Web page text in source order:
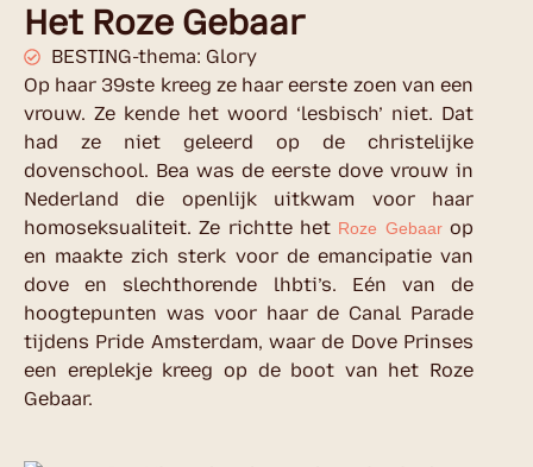
Het Roze Gebaar
BESTING-thema: Glory
Op haar 39ste kreeg ze haar eerste zoen van een
vrouw. Ze kende het woord ‘lesbisch’ niet. Dat
had ze niet geleerd op de christelijke
dovenschool. Bea was de eerste dove vrouw in
Nederland die openlijk uitkwam voor haar
homoseksualiteit. Ze richtte het Roze Gebaarop
en maakte zich sterk voor de emancipatie van
dove en slechthorende lhbti’s. Eén van de
hoogtepunten was voor haar de Canal Parade
tijdens Pride Amsterdam, waar de Dove Prinses
een ereplekje kreeg op de boot van het Roze
Gebaar.